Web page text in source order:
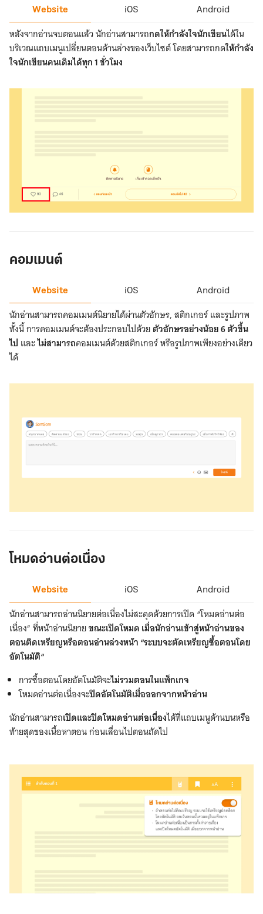
Website iOS Android
หลังจากอ่านจบตอนแล้ว นักอ่านสามารถกดให้กำลังใจนักเขียนได้ใน
บริเวณแถบเมนูเปลี่ยนตอนด้านล่างของเว็บไซต์ โดยสามารถกดให้กำลัง
ใจนักเขียนคนเดิมได้ทุก 1 ชั่วโมง
กำลัง
Website
คอมเมนต์
Website iOS Android
นักอ่านสามารถคอมเมนต์นิยายได้ผ่านตัวอักษร, สติกเกอร์ และรูปภาพ
ทั้งนี้ การคอมเมนต์จะต้องประกอบไปด้วยตัวอักษรอย่างน้อย 6 ตัวขึ้น
ไป และไม่สามารถคอมเมนต์ด้วยสติกเกอร์ หรือรูปภาพเพียงอย่างเดียว
ได้
เมน
ต์
Website
โหมดอ่านต่อเนื่อง
Website iOS Android
นักอ่านสามารถอ่านนิยายต่อเนื่องไม่สะดุดด้วยการเปิด “โหมดอ่านต่อ
เนื่อง” ที่หน้าอ่านนิยายขณะเปิดโหมด เมื่อนักอ่านเข้าสู่หน้าอ่านของ
ตอนติดเหรียญหรือตอนอ่านล่วงหน้า “ระบบจะตัดเหรียญซื้อตอนโดย
อัตโนมัติ“
การซื้อตอนโดยอัตโนมัติจะไม่รวมตอนในแพ็กเกจ
โหมดอ่านต่อเนื่องจะปิดอัตโนมัติเมื่อออกจากหน้าอ่าน
นักอ่านสามารถเปิดและปิดโหมดอ่านต่อเนื่องได้ที่แถบเมนูด้านบนหรือ
ท้ายสุดของเนื้อหาตอน ก่อนเลื่อนไปตอนถัดไป